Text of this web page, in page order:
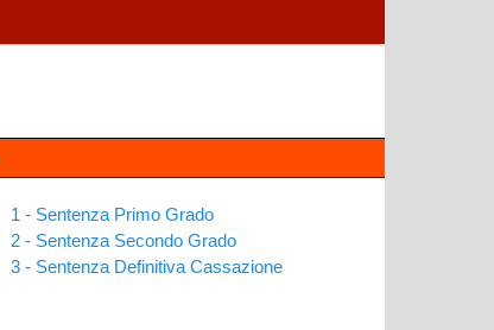
1 - Sentenza Primo Grado
2 - Sentenza Secondo Grado
3 - Sentenza Definitiva Cassazione